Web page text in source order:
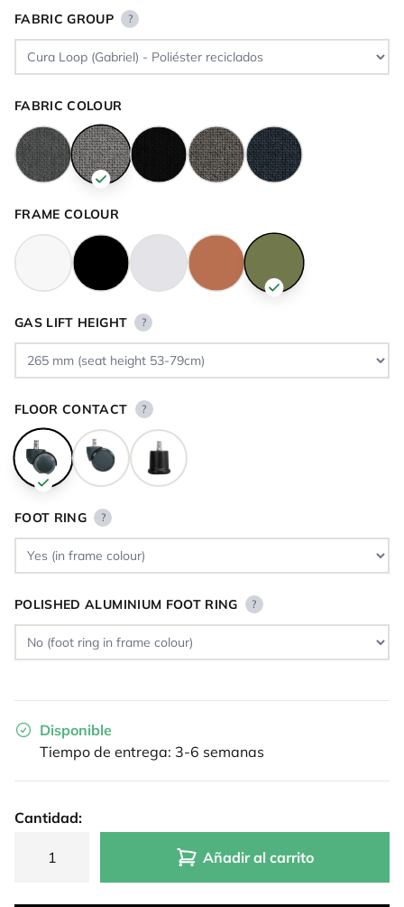
FABRIC GROUP ?
FABRIC COLOUR
FRAME COLOUR
GAS LIFT HEIGHT ?
FLOOR CONTACT ?
FOOT RING ?
POLISHED ALUMINIUM FOOT RING ?
Disponible
Tiempo de entrega: 3-6 semanas
Cantidad:
Añadir al carrito